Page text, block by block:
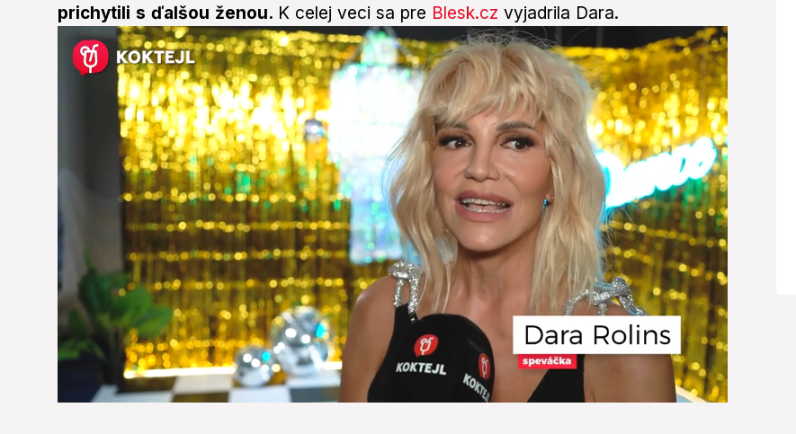
prichytili s ďalšou ženou. K celej veci sa pre Blesk.cz vyjadrila Dara.